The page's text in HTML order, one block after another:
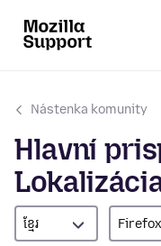
Nástenka komunity
Hlavní
ខ្មែរ